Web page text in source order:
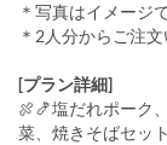
＊写真はイメージ
＊2人分からご注
[プラン詳細]
🍖🍤塩だれポーク
菜、焼きそばセッ